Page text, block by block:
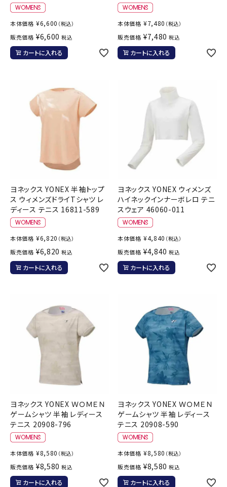
本体価格 ¥6,600 （税込）
販売価格 ¥6,600 税込
カートに入れる
本体価格 ¥7,480 （税込）
販売価格 ¥7,480 税込
カートに入れる
ヨネックス YONEX 半袖トップ
ス ウィメンズドライTシャツ レ
ディース テニス 16811-589
本体価格 ¥6,820 （税込）
販売価格 ¥6,820 税込
カートに入れる
ヨネックス YONEX ウィメンズ
ハイネックインナーボレロ テニ
スウェア 46060-011
本体価格 ¥4,840 （税込）
販売価格 ¥4,840 税込
カートに入れる
ヨネックス YONEX ＷＯＭＥＮ
ゲームシャツ 半袖 レディース
テニス 20908-796
本体価格 ¥8,580 （税込）
販売価格 ¥8,580 税込
カートに入れる
ヨネックス YONEX ＷＯＭＥＮ
ゲームシャツ 半袖 レディース
テニス 20908-590
本体価格 ¥8,580 （税込）
販売価格 ¥8,580 税込
カートに入れる